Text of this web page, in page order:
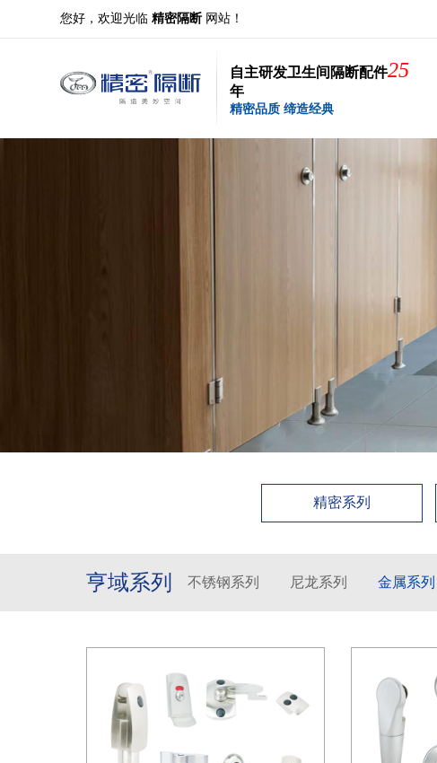
您好，欢迎光临精密隔断 网站！
自主研发卫生间隔断配件25
年
精密品质 缔造经典
精密系列
亨域系列 不锈钢系列 尼龙系列 金属系列